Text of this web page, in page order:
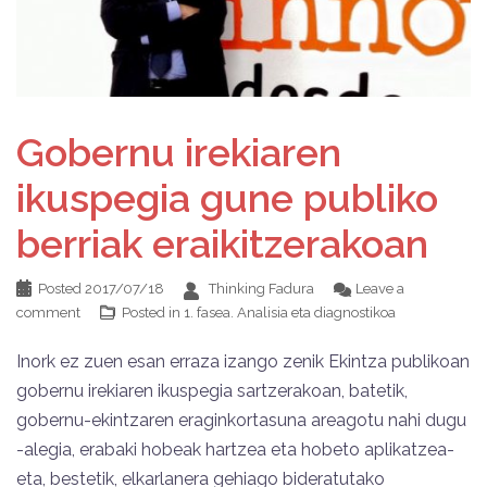
Gobernu irekiaren
ikuspegia gune publiko
berriak eraikitzerakoan
Posted 2017/07/18 Thinking Fadura
Leave a
comment
Posted in 1. fasea. Analisia eta diagnostikoa
Inork ez zuen esan erraza izango zenik Ekintza publikoan
gobernu irekiaren ikuspegia sartzerakoan, batetik,
gobernu-ekintzaren eraginkortasuna areagotu nahi dugu
-alegia, erabaki hobeak hartzea eta hobeto aplikatzea-
eta, bestetik, elkarlanera gehiago bideratutako